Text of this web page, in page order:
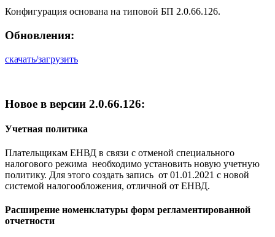
Конфигурация основана на типовой БП 2.0.66.126.
Обновления:
скачать/загрузить
Новое в версии 2.0.66.126:
Учетная политика
Плательщикам ЕНВД в связи с отменой специального
налогового режима необходимо установить новую учетную
политику. Для этого создать запись от 01.01.2021 с новой
системой налогообложения, отличной от ЕНВД.
Расширение номенклатуры форм регламентированной
отчетности